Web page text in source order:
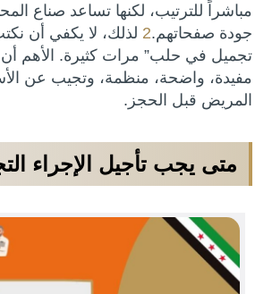
مباشراً للترتيب، لكنها تساعد صناع
جودة صفحاتهم.2 لذلك، لا يكفي أن
تجميل في حلب” مرات كثيرة. الأهم
مفيدة، واضحة، منظمة، وتجيب عن
المريض قبل الحجز.
متى يجب تأجيل الإجراء